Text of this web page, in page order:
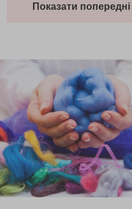
Показати попередні